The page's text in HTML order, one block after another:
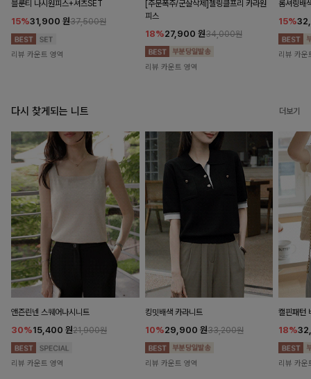
블룬티 나시원피스+셔츠SET
15%31,900 원37,500원
리뷰 카운트 영역
[주문폭주/군살삭제]젤링클프리 카라원
피스
18%27,900 원34,000원
리뷰 카운트 영역
롬셔링배
15%
리뷰 카운
다시 찾게되는 니트 더보기
앤즌린넨 스퀘어나시니트
30%15,400 원21,900원
리뷰 카운트 영역
킹밋배색 카라니트
10%29,900 원33,200원
리뷰 카운트 영역
캘핀패턴
18%
리뷰 카운